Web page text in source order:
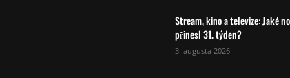
Stream, kino a televize: Jaké
přinesl 31. týden?
3. augusta 2026